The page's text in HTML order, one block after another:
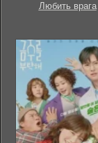
Любить врага